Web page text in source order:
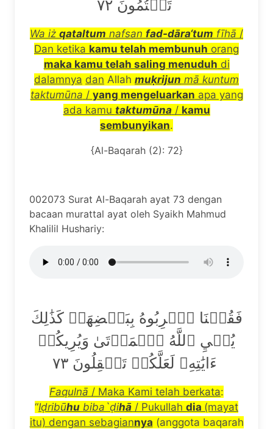
Wa iż qataltum nafsan fad-dāra‘tum fīhā /
Dan ketika kamu telah membunuh orang
maka kamu telah saling menuduh di
dalamnya dan Allah muḳrijun mā kuntum
taktumūna / yang mengeluarkan apa yang
ada kamu taktumūna/ kamu
sembunyikan.
{Al-Baqarah (2): 72}
002073 Surat Al-Baqarah ayat 73 dengan
bacaan murattal ayat oleh Syaikh Mahmud
Khalilil Hushariy:
فَقُلۡنَا ٱضۡرِبُوهُ بِبَعۡضِهَاۚ كَذَٰلِكَ
يُحۡيِ ٱللَّهُ ٱلۡمَوۡتَىٰ وَيُرِيكُمۡ
Faqulnā / Maka Kami telah berkata:
“Iḍribūhu biba`ḍihā / Pukullah dia (mayat
itu) dengan sebagiannya (anggota baqarah